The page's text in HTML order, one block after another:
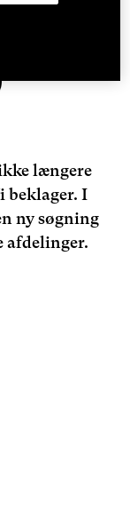
længere
beklager. I
ny søgning
afdelinger.